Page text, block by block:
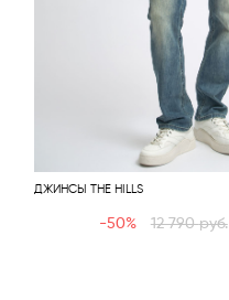
ДЖИНСЫ THE HILLS
-50% 12 790руб.